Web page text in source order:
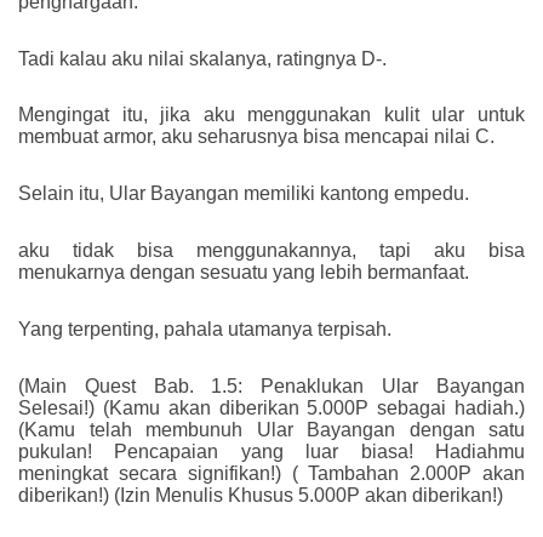
Tadi kalau aku nilai skalanya, ratingnya D-.
Mengingat itu, jika aku menggunakan kulit ular untuk
membuat armor, aku seharusnya bisa mencapai nilai C.
Selain itu, Ular Bayangan memiliki kantong empedu.
aku tidak bisa menggunakannya, tapi aku bisa
menukarnya dengan sesuatu yang lebih bermanfaat.
Yang terpenting, pahala utamanya terpisah.
(Main Quest Bab. 1.5: Penaklukan Ular Bayangan
Selesai!) (Kamu akan diberikan 5.000P sebagai hadiah.)
(Kamu telah membunuh Ular Bayangan dengan satu
pukulan! Pencapaian yang luar biasa! Hadiahmu
meningkat secara signifikan!) ( Tambahan 2.000P akan
diberikan!) (Izin Menulis Khusus 5.000P akan diberikan!)